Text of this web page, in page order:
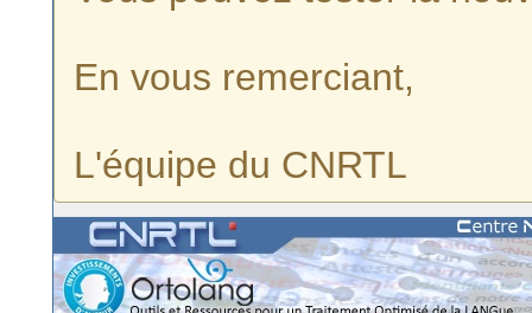
En vous remerciant,
L'équipe du CNRTL